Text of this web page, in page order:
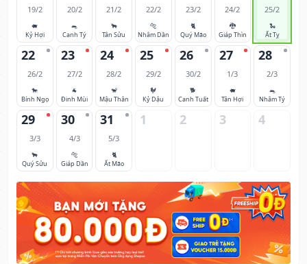
19/2
🐖
Kỷ Hợi
20/2
🐀
Canh Tý
21/2
🐂
Tân Sửu
22/2
🐅
Nhâm Dần
23/2
🐈
Quý Mão
24/2
🐉
Giáp Thìn
25/2
🐍
Ất Tỵ
22
26/2
🐎
Bính Ngọ
23
27/2
🐐
Đinh Mùi
24
28/2
🐒
Mậu Thân
25
29/2
🐓
Kỷ Dậu
26
30/2
🐕
Canh Tuất
27
1/3
🐖
Tân Hợi
28
2/3
🐀
Nhâm Tý
29
3/3
🐂
Quý Sửu
30
4/3
🐅
Giáp Dần
31
5/3
🐈
Ất Mão
1 2 3 4